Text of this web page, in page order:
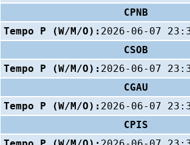
CPNB
Tempo P (W/M/O): 2026-06-07
CSOB
Tempo P (W/M/O): 2026-06-07
CGAU
Tempo P (W/M/O): 2026-06-07
CPIS